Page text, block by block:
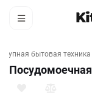
Крупная бытовая техника